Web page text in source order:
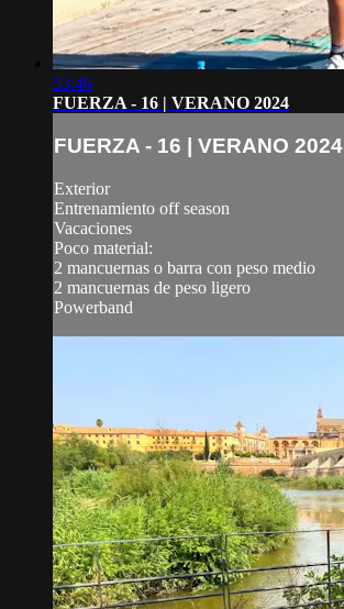
53:46
FUERZA - 16 | VERANO 2024
FUERZA - 16 | VERANO 2024
Exterior
Entrenamiento off season
Vacaciones
Poco material:
2 mancuernas o barra con peso medio
2 mancuernas de peso ligero
Powerband